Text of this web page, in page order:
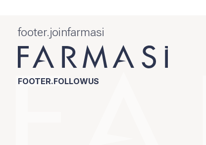
footer.joinfarmasi
FOOTER.FOLLOWUS